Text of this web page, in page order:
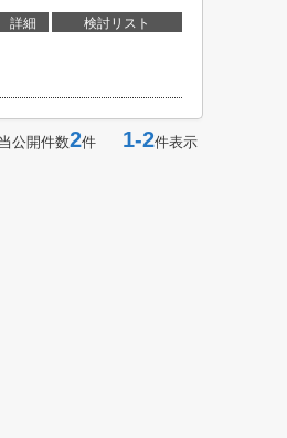
詳細 検討リスト
公開件数2件 1-2件表示